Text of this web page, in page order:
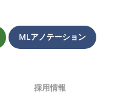
MLアノテーション
採用情報